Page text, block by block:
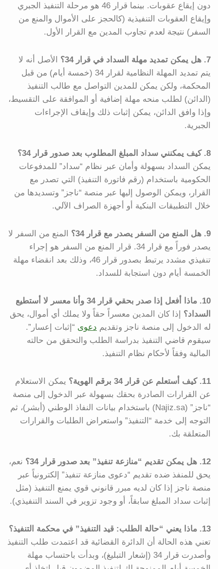
دون إيقاع عقوبات. بينما قرار 46 هو مرحلة التنفيذ الجبري
وإيقاع العقوبات التنفيذية (كالحجز على الأموال والمنع من
السفر) نتيجة لعدم تجاوب المدين مع القرار الأول.
7. هل يمكن تمديد مهلة السداد في قرار 34؟
الأصل أنه لا
يتم تمديد المهلة النظامية لقرار 34 (خمسة أيام) من قبل
المحكمة، ولكن يمكن للمدين التواصل مع طالب التنفيذ
(الدائن) لطلب منحه مهلة إضافية أو الموافقة على التقسيط،
وإذا وافق الدائن، يمكن إثبات ذلك وإيقاف الإجراءات
الجبرية.
8. كيف يمكنني سداد المبلغ المطلوب بعد صدور قرار 34؟
يمكن السداد بسهولة وأمان عبر نظام “سداد” للمدفوعات
الحكومية باستخدام (رقم فاتورة التنفيذ) التي تصدر مع
القرار، ويمكن الوصول إليها عبر منصة “ناجز” وتسديدها من
خلال التطبيقات البنكية أو أجهزة الصراف الآلي.
9. هل المنع من السفر يصدر مع قرار 34؟
المنع من السفر لا
يصدر فوراً مع قرار 34. قرار المنع من السفر هو إجراء
تنفيذي مشدد يرتبط بصدور قرار 46، وذلك بعد انقضاء مهلة
الخمسة أيام دون استجابة للسداد.
10. ماذا أفعل إذا صدر بحقي قرار 34 وأنا معسر لا أستطيع
السداد؟ إذا كان المدين معسراً حقاً ولا يملك أي أموال، يحق
له الدخول إلى منصة ناجز وتقديم دعوى “إثبات إعسار”.
سيقوم قاضي التنفيذ بدراسة الطلب والتحقق من حالته
المالية وفقاً لأحكام نظام التنفيذ.
11. كيف أستعلم عن قرار 34 برقم الهوية؟
يمكن الاستعلام
عن القرارات الصادرة بحقك بسهولة عبر الدخول إلى منصة
“ناجز” (Najiz.sa) باستخدام بيانات النفاذ الوطني (أبشر)، ثم
التوجه إلى خدمة “التنفيذ” واستعراض الطلبات والقرارات
المتعلقة بك.
12. هل يمكن تقديم “منازعة تنفيذ” بعد صدور قرار 34؟
نعم،
يحق للمنفذ ضده تقديم “دعوى منازعة تنفيذ” إلكترونياً عبر
منصة ناجز إذا كان لديه مبرر قانوني قوي يمنع التنفيذ (مثل
إثبات سداد المبلغ سابقاً، أو وجود تزوير في السند التنفيذي).
13. ماذا يعني “حالة الطلب: قيد التنفيذ” في محكمة التنفيذ؟
تعني هذه الحالة أن الدائرة القضائية قد اعتمدت طلب التنفيذ
وأصدرت قرار 34 (إشعار التبليغ)، وبدأت باحتساب مهلة